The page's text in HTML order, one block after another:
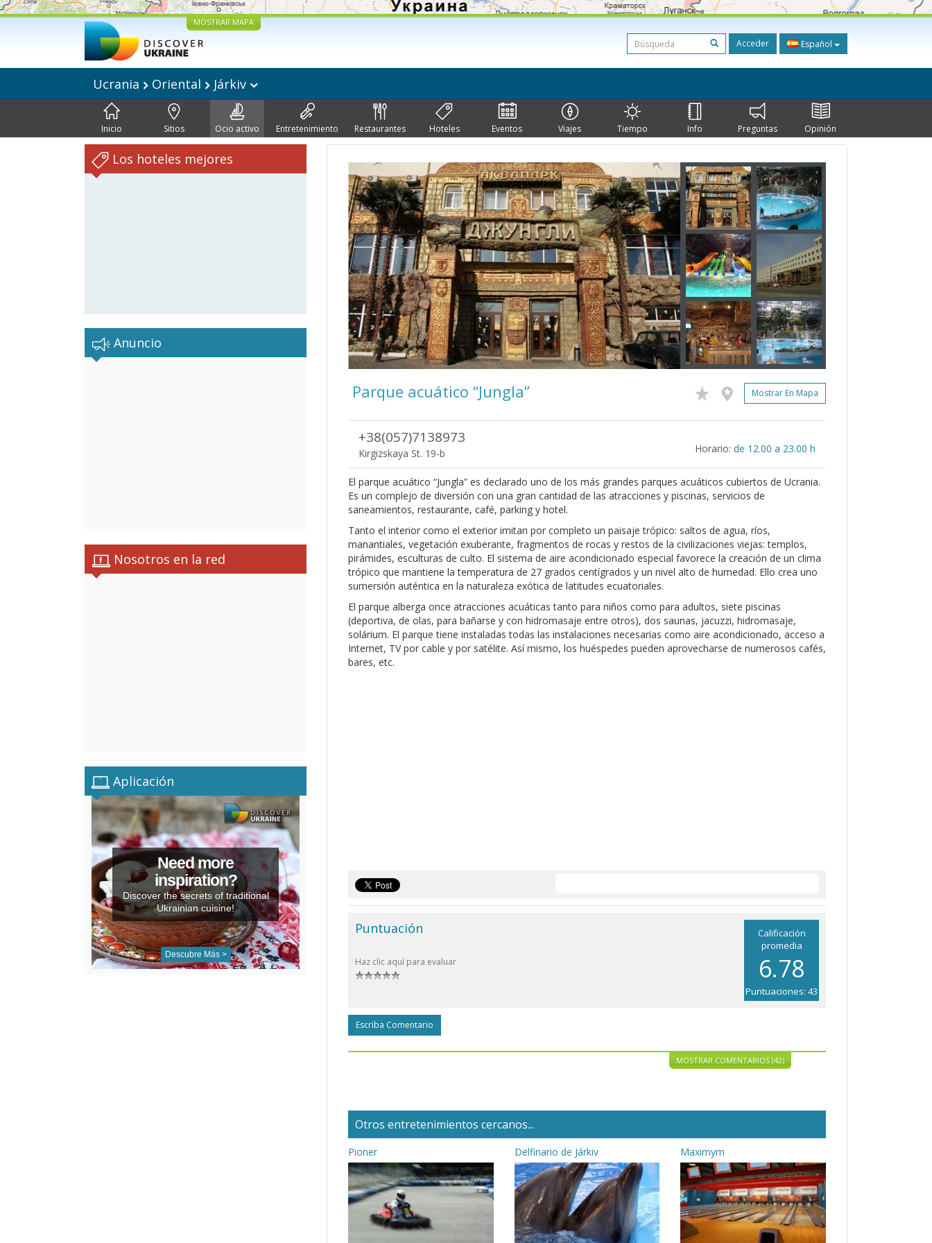
MOSTRAR MAPA
Acceder Español
Ucrania Oriental Járkiv
Inicio Sitios Ocio activo Entretenimiento Restaurantes Hoteles Eventos Viajes Tiempo Info Preguntas Opinión
Los hoteles mejores
Anuncio
Nosotros en la red
Aplicación
Need more
inspiration?
Discover the secrets of traditional
Ukrainian cuisine!
Descubre Más >
Parque acuático “Jungla” Mostrar En Mapa
+38(057)7138973
Kirgizskaya St. 19-b Horario: de 12.00 a 23.00 h
El parque acuático “Jungla” es declarado uno de los más grandes parques acuáticos cubiertos de Ucrania.
Es un complejo de diversión con una gran cantidad de las atracciones y piscinas, servicios de
saneamientos, restaurante, café, parking y hotel.
Tanto el interior como el exterior imitan por completo un paisaje trópico: saltos de agua, ríos,
manantiales, vegetación exuberante, fragmentos de rocas y restos de la civilizaciones viejas: templos,
pirámides, esculturas de culto. El sistema de aire acondicionado especial favorece la creación de un clima
trópico que mantiene la temperatura de 27 grados centígrados y un nivel alto de humedad. Ello crea uno
sumersión auténtica en la naturaleza exótica de latitudes ecuatoriales.
El parque alberga once atracciones acuáticas tanto para niños como para adultos, siete piscinas
(deportiva, de olas, para bañarse y con hidromasaje entre otros), dos saunas, jacuzzi, hidromasaje,
solárium. El parque tiene instaladas todas las instalaciones necesarias como aire acondicionado, acceso a
Internet, TV por cable y por satélite. Así mismo, los huéspedes pueden aprovecharse de numerosos cafés,
bares, etc.
Calificación
promedia
6.78
Puntuaciones: 43
Puntuación
Haz clic aquí para evaluar
Escriba Comentario
MOSTRAR COMENTARIOS (42)
Otros entretenimientos cercanos...
Pioner Delfinario de Járkiv Maximym